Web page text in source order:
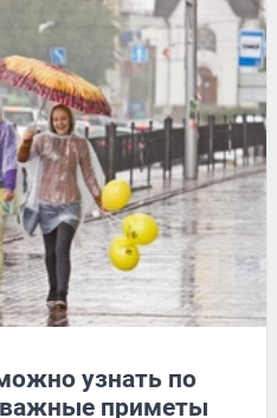
узнать по
важные приметы